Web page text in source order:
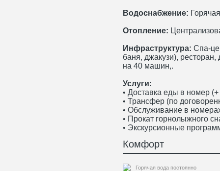
Водоснабжение:
Отопление:
Инфраструктура: Спа-
баня, джакузи), ресторан,
на 40 машин,.
Услуги:
• Доставка еды в номер
• Трансфер (по
• Обслуживание в
• Прокат горнолыжного
• Экскурсионные
Комфорт
Горячая вода постоянно